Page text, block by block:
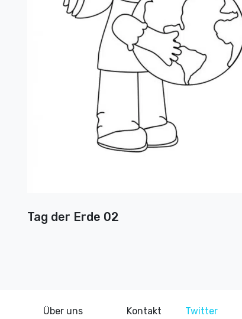
Tag der Erde 02
Über uns Kontakt Twitter